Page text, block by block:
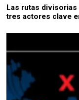
Las rutas divisorias
tres actores clave